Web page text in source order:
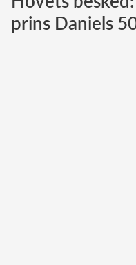
prins Daniels